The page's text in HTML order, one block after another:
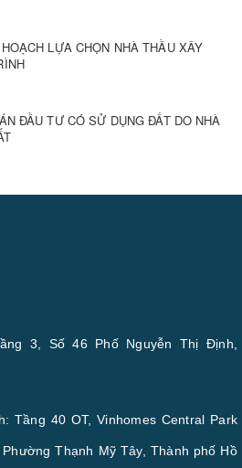
LỰA CHỌN NHÀ THẦU XÂY
ĐẦU TƯ CÓ SỬ DỤNG ĐẤT DO NHÀ
3, Số 46 Phố Nguyễn Thị Định,
Tầng 40 OT, Vinhomes Central Park
Thạnh Mỹ Tây, Thành phố Hồ